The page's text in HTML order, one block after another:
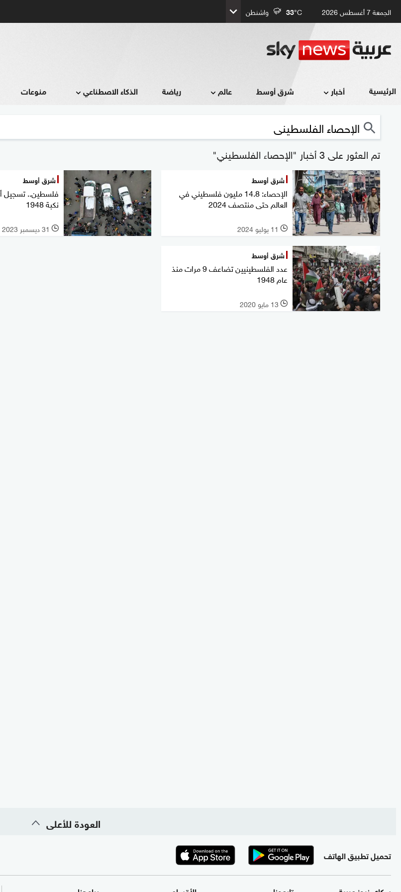
الجمعة 7 أغسطس 2026 33°C واشنطن
الرئيسية أخبار شرق أوسط عالم رياضة الذكاء الاصطناعي منوعات
تم العثور على 3 أخبار "الإحصاء الفلسطيني"
شرق أوسط
الإحصاء: 14.8 مليون فلسطيني في
العالم حتى منتصف 2024
l 11 يوليو 2024
شرق أوسط
فلسطين.. تسجيل
نكبة 1948
l 31 ديسمبر 2023
شرق أوسط
عدد الفلسطينيين تضاعف 9 مرات منذ
عام 1948
l 13 مايو 2020
العودة للأعلى
تحميل تطبيق الهاتف